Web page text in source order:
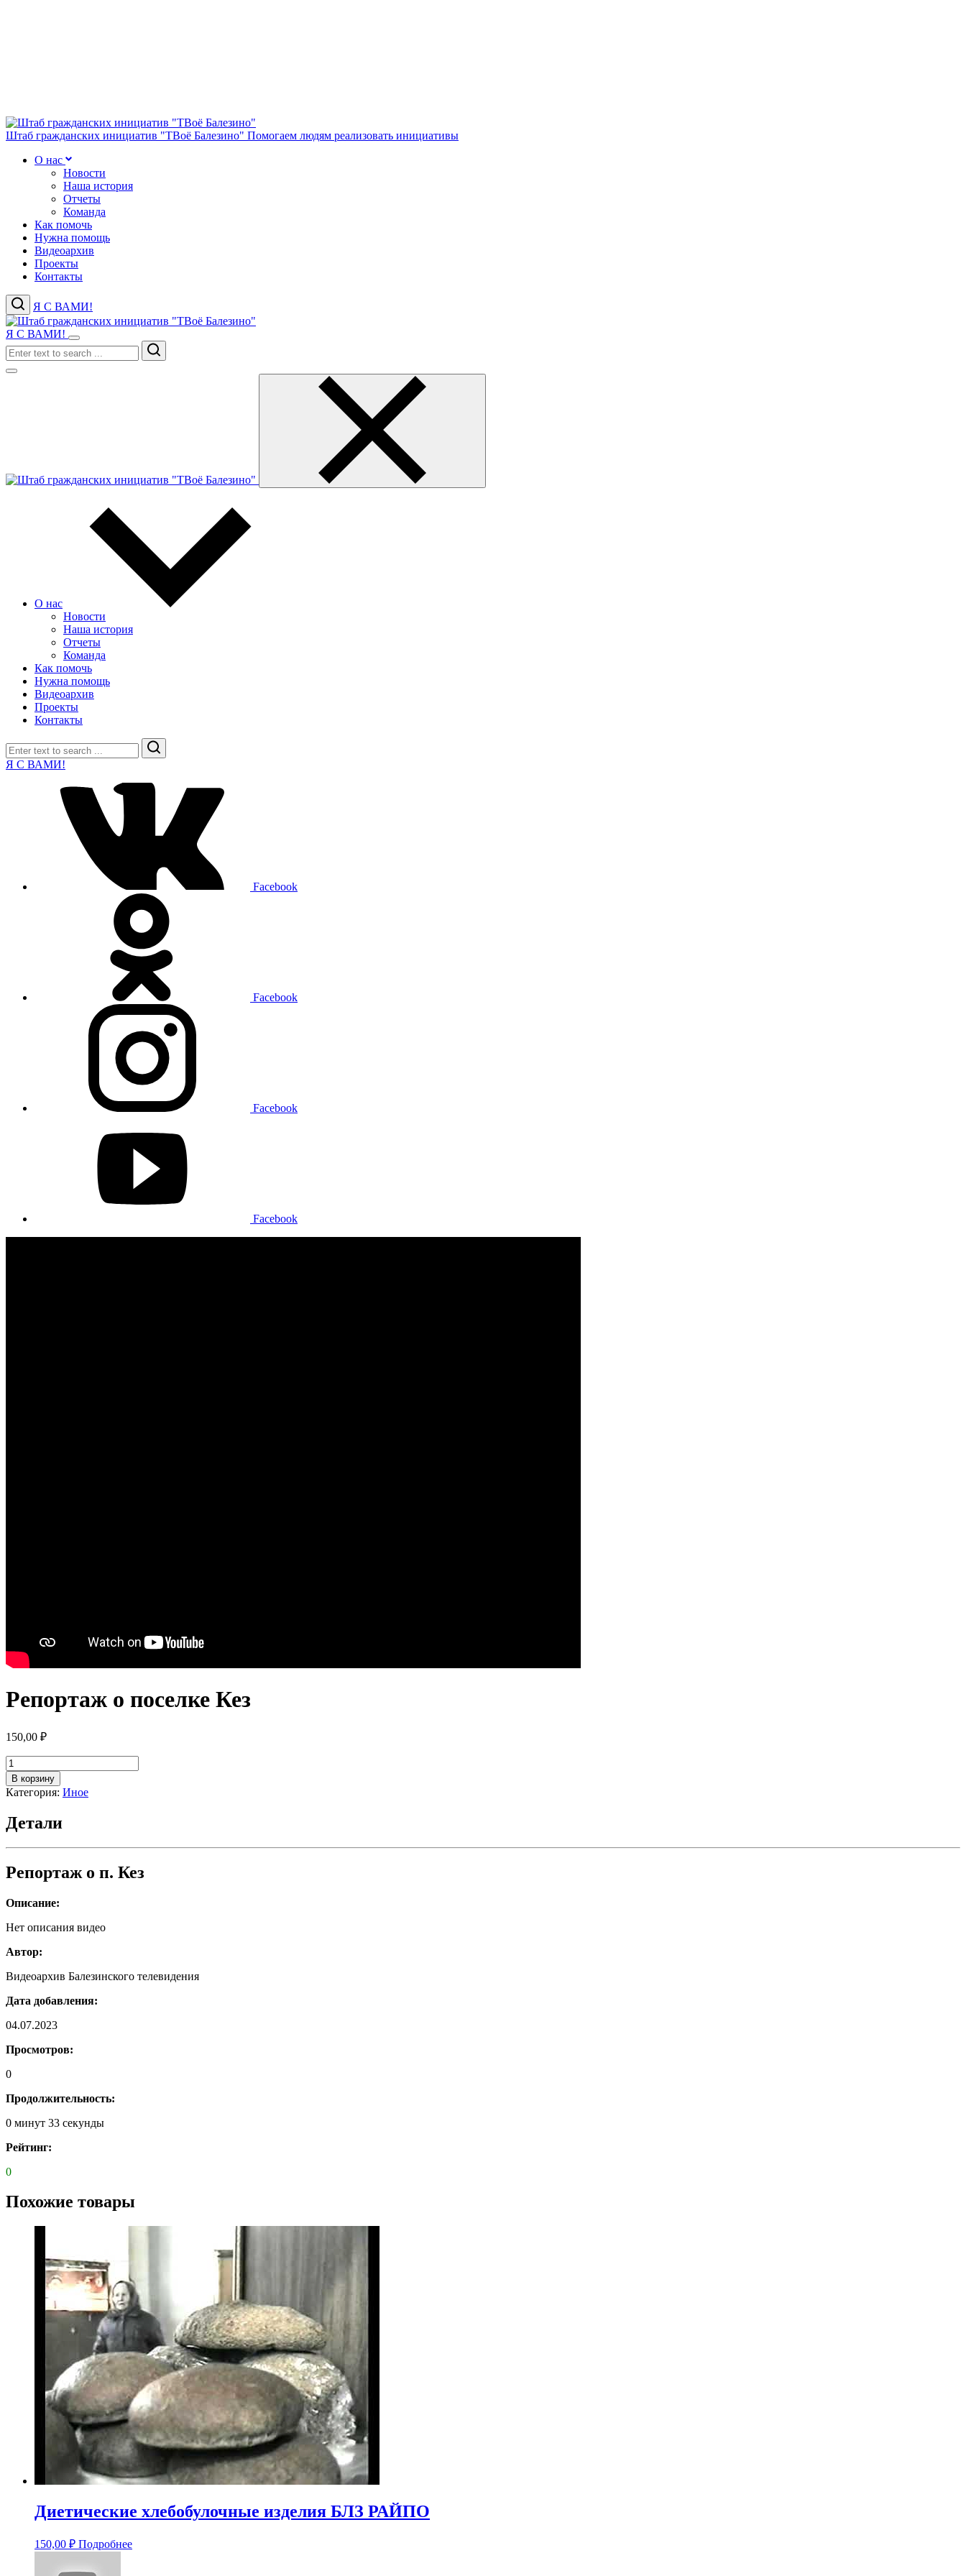
Штаб гражданских инициатив "ТВоё Балезино" Помогаем людям реализовать инициативы
О нас
Новости
Наша история
Отчеты
Команда
Как помочь
Нужна помощь
Видеоархив
Проекты
Контакты
Я С ВАМИ!
Я С ВАМИ!
Search
О нас
Новости
Наша история
Отчеты
Команда
Как помочь
Нужна помощь
Видеоархив
Проекты
Контакты
Search
Я С ВАМИ!
Facebook
Facebook
Facebook
Facebook
Репортаж о поселке Кез
150,00 ₽
Количество
товара
Репортаж
о
Кез
В корзину
Категория: Иное
Детали
Репортаж о п. Кез
Описание:
Нет описания видео
Автор:
Видеоархив Балезинского телевидения
Дата добавления:
04.07.2023
Просмотров:
0
Продолжительность:
0 минут 33 секунды
Рейтинг:
0
Похожие товары
Диетические хлебобулочные изделия БЛЗ РАЙПО
150,00 ₽ Подробнее